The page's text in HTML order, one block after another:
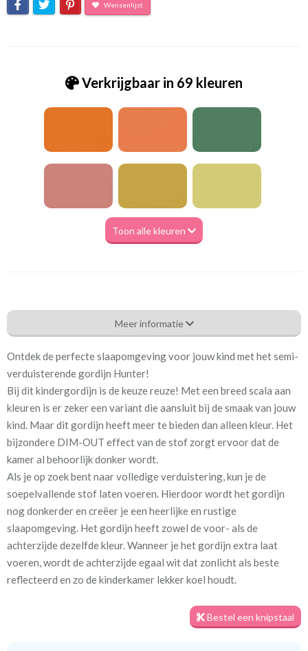
Wensenlijst
Verkrijgbaar in 69 kleuren
Toon alle kleuren
Va_Hunter 1088 Light Gray
Eigenschappen gordijnstof
Artikelnummer Va_Hunter 1088 Light Gray
Stofbreedte: 140 cm
Meestal eerder, maar houd
rekening met
circa 2-3 weken
Materiaal: 100% polyester
Voor een optimale verduistering geven we je graag een tip. Meet
ontstaan. Daarnaast zorgt het plaatsen van een rail aan het
plafond en het gordijn tot aan de vloer voor de minste
Meer informatie
Ontdek de perfecte slaapomgeving voor jouw kind met het semi-
verduisterende gordijn Hunter!
Bij dit kindergordijn is de keuze reuze! Met een breed scala aan
kleuren is er zeker een variant die aansluit bij de smaak van jouw
kind. Maar dit gordijn heeft meer te bieden dan alleen kleur. Het
bijzondere DIM-OUT effect van de stof zorgt ervoor dat de
kamer al behoorlijk donker wordt.
Als je op zoek bent naar volledige verduistering, kun je de
soepelvallende stof laten voeren. Hierdoor wordt het gordijn
nog donkerder en creëer je een heerlijke en rustige
slaapomgeving. Het gordijn heeft zowel de voor- als de
achterzijde dezelfde kleur. Wanneer je het gordijn extra laat
voeren, wordt de achterzijde egaal wit dat zonlicht als beste
reflecteerd en zo de kinderkamer lekker koel houdt.
Bestel een knipstaal